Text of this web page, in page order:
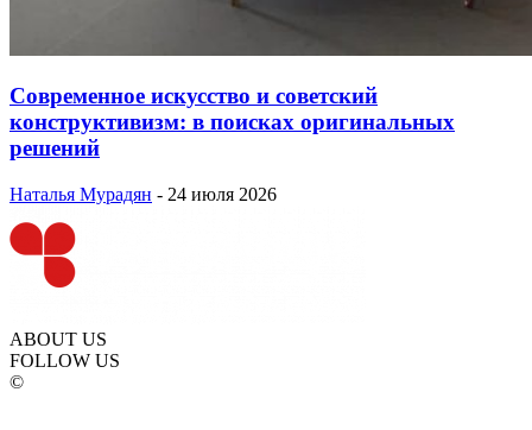
Современное искусство и советский
конструктивизм: в поисках оригинальных
решений
Наталья Мурадян - 24 июля 2026
ABOUT US
FOLLOW US
©